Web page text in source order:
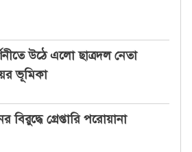
উঠে এলো ছাত্রদল নেতা
ভূমিকা
বিরুদ্ধে গ্রেপ্তারি পরোয়ানা